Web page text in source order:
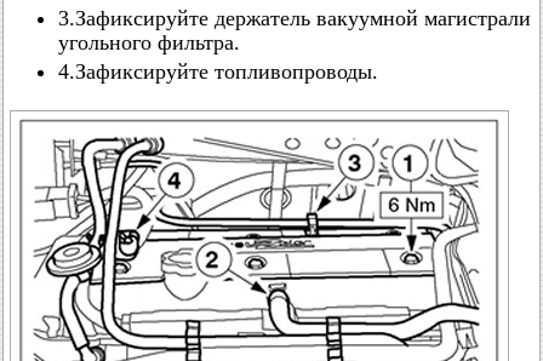
3.Зафиксируйте держатель вакуумной магистрали
угольного фильтра.
4.Зафиксируйте топливопроводы.